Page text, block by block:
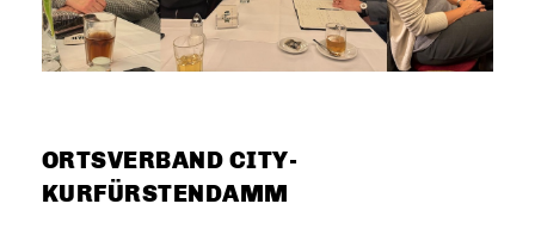
ORTSVERBAND CITY-
KURFÜRSTENDAMM